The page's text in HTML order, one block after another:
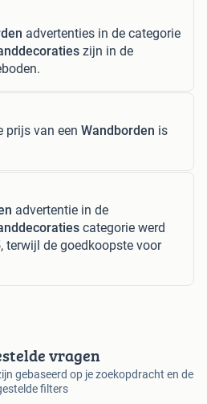
advertenties in de categorie
zijn in de
prijs van een Wandborden is
advertentie in de
categorie werd
, terwijl de goedkoopste voor
vragen
gebaseerd op je zoekopdracht en de
filters